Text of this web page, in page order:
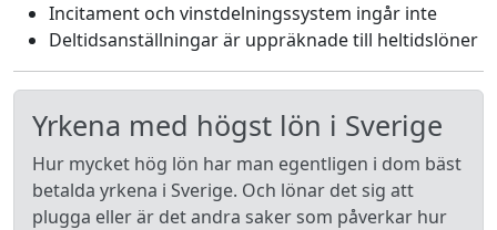
Incitament och vinstdelningssystem ingår inte
Deltidsanställningar är uppräknade till heltidslöner
Yrkena med högst lön i Sverige
Hur mycket hög lön har man egentligen i dom bäst
betalda yrkena i Sverige. Och lönar det sig att
plugga eller är det andra saker som påverkar hur